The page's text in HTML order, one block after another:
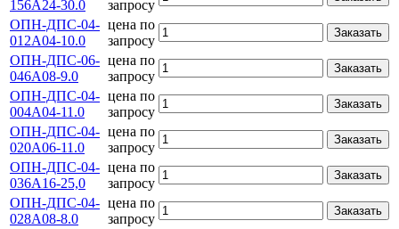
156А24-30.0
запросу
ОПН-ДПС-04-
012А04-10.0
цена по
запросу
Заказать
ОПН-ДПС-06-
046А08-9.0
цена по
запросу
Заказать
ОПН-ДПС-04-
004А04-11.0
цена по
запросу
Заказать
ОПН-ДПС-04-
020А06-11.0
цена по
запросу
Заказать
ОПН-ДПС-04-
036А16-25,0
цена по
запросу
Заказать
ОПН-ДПС-04-
028А08-8.0
цена по
запросу
Заказать